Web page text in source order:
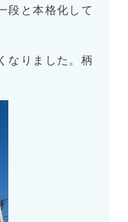
段と本格化して
なりました。柄